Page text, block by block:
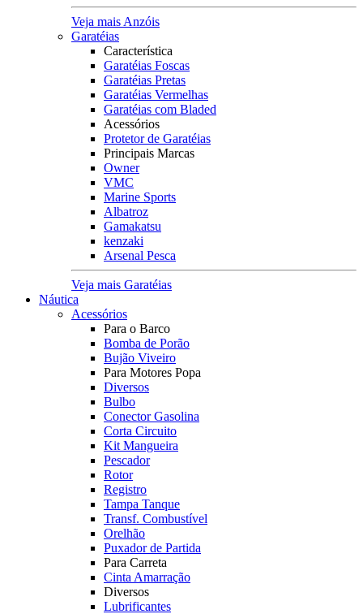
Veja mais Anzóis
Garatéias
Característica
Garatéias Foscas
Garatéias Pretas
Garatéias Vermelhas
Garatéias com Bladed
Acessórios
Protetor de Garatéias
Principais Marcas
Owner
VMC
Marine Sports
Albatroz
Gamakatsu
kenzaki
Arsenal Pesca
Veja mais Garatéias
Náutica
Acessórios
Para o Barco
Bomba de Porão
Bujão Viveiro
Para Motores Popa
Diversos
Bulbo
Conector Gasolina
Corta Circuito
Kit Mangueira
Pescador
Rotor
Registro
Tampa Tanque
Transf. Combustível
Orelhão
Puxador de Partida
Para Carreta
Cinta Amarração
Diversos
Lubrificantes